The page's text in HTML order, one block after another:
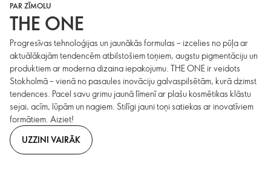
PAR ZĪMOLU
THE ONE
Progresīvas tehnoloģijas un jaunākās formulas – izcelies no pūļa ar
aktuālākajām tendencēm atbilstošiem toņiem, augstu pigmentāciju un
produktiem ar moderna dizaina iepakojumu. THE ONE ir veidots
Stokholmā – vienā no pasaules inovāciju galvaspilsētām, kurā dzimst
tendences. Pacel savu grimu jaunā līmenī ar plašu kosmētikas klāstu
sejai, acīm, lūpām un nagiem. Stilīgi jauni toņi satiekas ar inovatīviem
formātiem. Aiziet!
UZZINI VAIRĀK